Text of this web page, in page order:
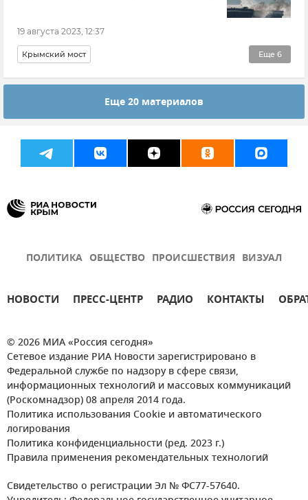
19 августа 2023, 12:37
Еще 6
Крымский мост
Безопасность Республики Крым и Севастополя
Василий Малюк Теракт
Еще 20 материалов
ПОЛИТИКА ОБЩЕСТВО ПРОИСШЕСТВИЯ ВИЗУАЛ
НОВОСТИ ПРЕСС-ЦЕНТР РАДИО КОНТАКТЫ
© 2026 МИА «Россия сегодня»
Сетевое издание РИА Новости зарегистрировано в
Федеральной службе по надзору в сфере связи,
информационных технологий и массовых коммуникаций
(Роскомнадзор) 08 апреля 2014 года.
Политика использования Cookie и автоматического
логирования
Политика конфиденциальности (ред. 2023 г.)
Правила применения рекомендательных технологий
Свидетельство о регистрации Эл № ФС77-57640.